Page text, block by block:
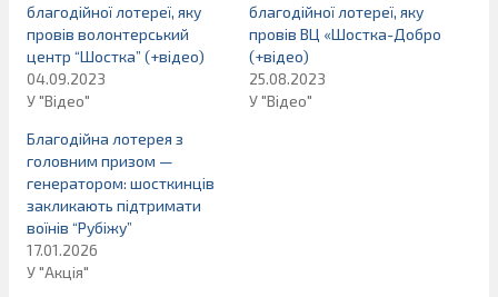
благодійної лотереї, яку
провів волонтерський
центр “Шостка” (+відео)
04.09.2023
У "Відео"
благодійної лотереї, яку
провів ВЦ «Шостка-Добро
(+відео)
25.08.2023
У "Відео"
Благодійна лотерея з
головним призом —
генератором: шосткинців
закликають підтримати
воїнів “Рубіжу”
17.01.2026
У "Акція"